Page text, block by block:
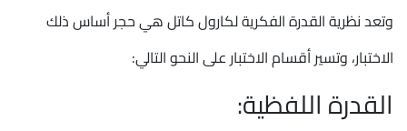
وتعد نظرية القدرة الفكرية لكارول كاتل هي حجر أساس ذلك
الاختبار، وتسير أقسام الاختبار على النحو التالي:
القدرة اللفظية: